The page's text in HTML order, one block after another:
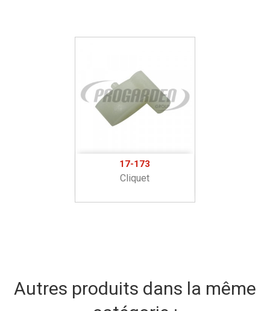
17-173
Cliquet
Autres produits dans la même